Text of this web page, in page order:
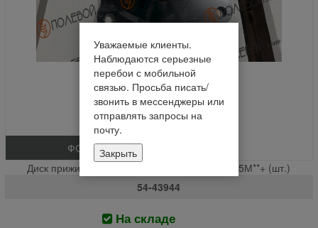
ФОТО
Диск прижимной пред. устр. шнека жатки СК-5М**+ (шт.)
54-43944
На складе
Уважаемые клиенты.
Наблюдаются серьезные
перебои с мобильной
связью. Просьба писать/
звонить в мессенджеры или
отправлять запросы на
почту.
Закрыть